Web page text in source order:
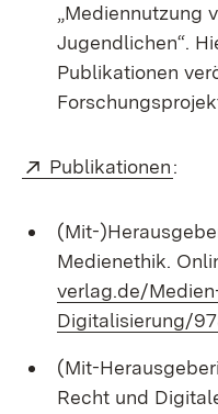
„Mediennutzung
Jugendlichen“.
Publikationen
Extern:
Publikationen:
(Mit-
Medienethik.
verlag.de/
Digitalisierung/
(Mit-
Recht und